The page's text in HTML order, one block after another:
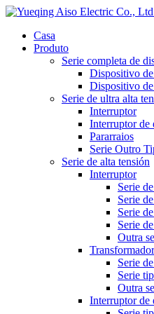
Casa
Produto
Serie completa de
Dispositivo
Dispositivo
Serie de ultra alta
Interruptor
Interruptor de
Pararraios
Serie Outro
Serie de alta tensión
Interruptor
Serie
Serie
Serie
Serie
Outra
Serie
Serie
Outra
Interruptor de